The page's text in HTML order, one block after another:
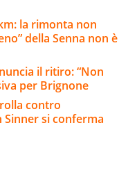
la rimonta non
della Senna non è
il ritiro: “Non
per Brignone
contro
Sinner si conferma